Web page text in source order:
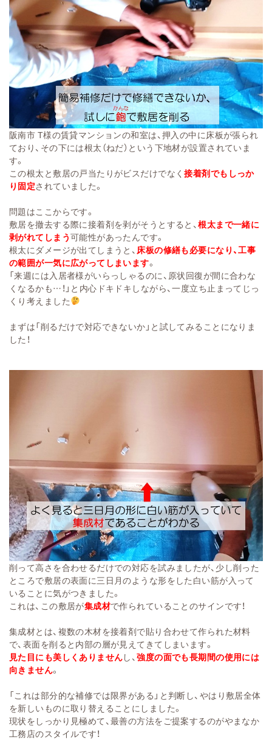
阪南市 T様の賃貸マンションの和室は、押入の中に床板が張られ
ており、その下には根太 （ねだ）という下地材が設置されていま
す。
この根太と敷居の戸当たりがビスだけでなく接着剤でもしっか
り 固定されていまし た。
問題はここからです。
敷居を撤去する際に接着剤を剥がそうとすると、根太まで一緒に
剥がれてしまう可能性があったんです。
根太にダメージが出てしまうと、 床板の修繕も必要になり、工事
の範囲が一気に広がってしまいます。
「来週には入居者様がいらっしゃるのに、原状回復が間に合わな
くなるかも…！」と内心ドキドキしながら、一度立ち止まってじっ
くり考えました
まずは「削るだけで対応できないか」と試してみることになりま
した！
削って高さを合わせるだけでの対応を試みましたが、少し削った
ところで敷居の表面に三日月のような形をした白い筋が入って
いることに気がつきました。
これは、この敷居が集成材で作られていることのサインです！
集成材とは、複数の木材を接着剤で貼り合わせて作られた材料
で、表面を削ると内部の層が見えてきてしまいます。
見た目にも美しくありませんし、強度の面でも長期間の使用には
向きません。
「これは部分的な補修では限界がある」と判断し、やはり敷居全体
を新しいものに取り替えるこ とにしました。
現状をし っかり見極めて、最善の方法をご提案するのがやまなか
工務店のスタイルです！